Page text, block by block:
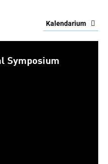
Kalendarium
Symposium